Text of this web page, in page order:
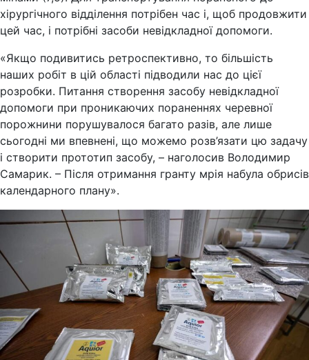
хірургічного відділення потрібен час і, щоб продовжити
цей час, і потрібні засоби невідкладної допомоги.
«Якщо подивитись ретроспективно, то більшість
наших робіт в цій області підводили нас до цієї
розробки. Питання створення засобу невідкладної
допомоги при проникаючих пораненнях черевної
порожнини порушувалося багато разів, але лише
сьогодні ми впевнені, що можемо розв’язати цю задачу
і створити прототип засобу, – наголосив Володимир
Самарик. – Після отримання гранту мрія набула обрисів
календарного плану».